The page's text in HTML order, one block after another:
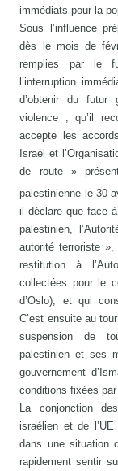
immédiats pour la
Sous l’influence
dès le mois de
remplies par le
l’interruption
d’obtenir du futur
violence ; qu’il
accepte les
Israël et
de route »
palestinienne le 30
il déclare que face
palestinien,
autorité terroriste
restitution à
collectées pour le
d’Oslo), et qui
C’est ensuite au
suspension de
palestinien et ses
gouvernement
conditions fixées
La conjonction
israélien et de
dans une situation
rapidement sentir